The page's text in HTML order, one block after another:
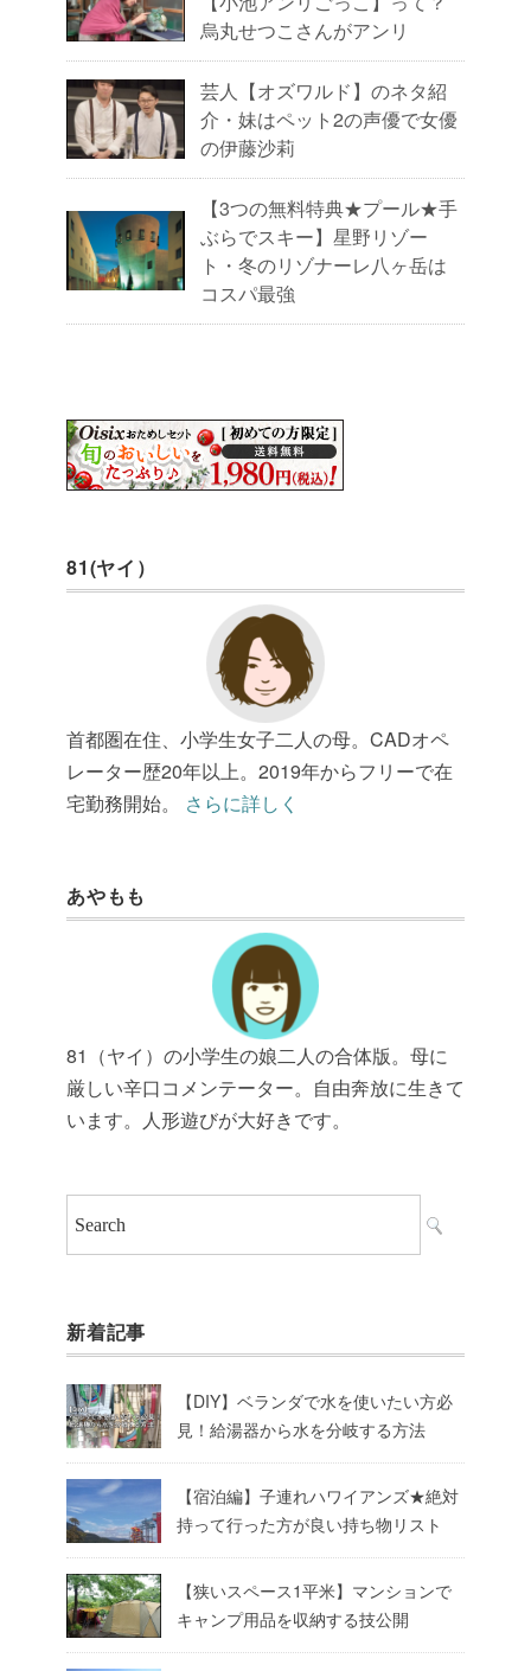
烏丸せつこさんがアンリ
芸人【オズワルド】のネタ紹
介・妹はペット2の声優で女優
の伊藤沙莉
【3つの無料特典★プール★手
ぶらでスキー】星野リゾー
ト・冬のリゾナーレ八ヶ岳は
コスパ最強
81(ヤイ）
首都圏在住、小学生女子二人の母。CADオペ
レーター歴20年以上。2019年からフリーで在
宅勤務開始。 さらに詳しく
あやもも
81（ヤイ）の小学生の娘二人の合体版。母に
厳しい辛口コメンテーター。自由奔放に生きて
います。人形遊びが大好きです。
新着記事
【DIY】ベランダで水を使いたい方必
見！給湯器から水を分岐する方法
【宿泊編】子連れハワイアンズ★絶対
持って行った方が良い持ち物リスト
【狭いスペース1平米】マンションで
キャンプ用品を収納する技公開